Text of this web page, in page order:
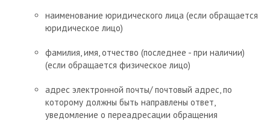
наименование юридического лица (если обращается
юридическое лицо)
фамилия, имя, отчество (последнее - при наличии)
(если обращается физическое лицо)
адрес электронной почты/ почтовый адрес, по
которому должны быть направлены ответ,
уведомление о переадресации обращения